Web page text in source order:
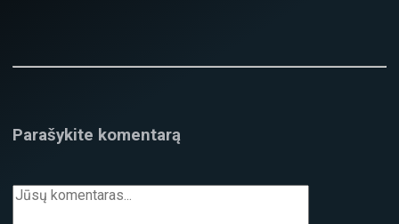
Parašykite komentarą